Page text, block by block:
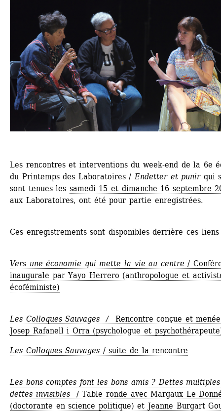
Les rencontres et interventions du week-end de la 6e
du Printemps des Laboratoires / Endetter et punirqui
sont tenues les samedi 15 et dimanche 16 septembre
aux Laboratoires, ont été pour partie enregistrées.
Ces enregistrements sont disponibles derrière ces
Vers une économie qui mette la vie au centre /
inaugurale par Yayo Herrero (anthropologue et
écoféministe)
Les Colloques Sauvages /
Rencontre conçue et
Josep Rafanell i Orra (psychologue et
Les Colloques Sauvages / suite de la rencontre
Les bons comptes font les bons amis ? Dettes
dettes invisibles/ Table ronde avec Margaux Le
(doctorante en science politique) et Jeanne Burgart